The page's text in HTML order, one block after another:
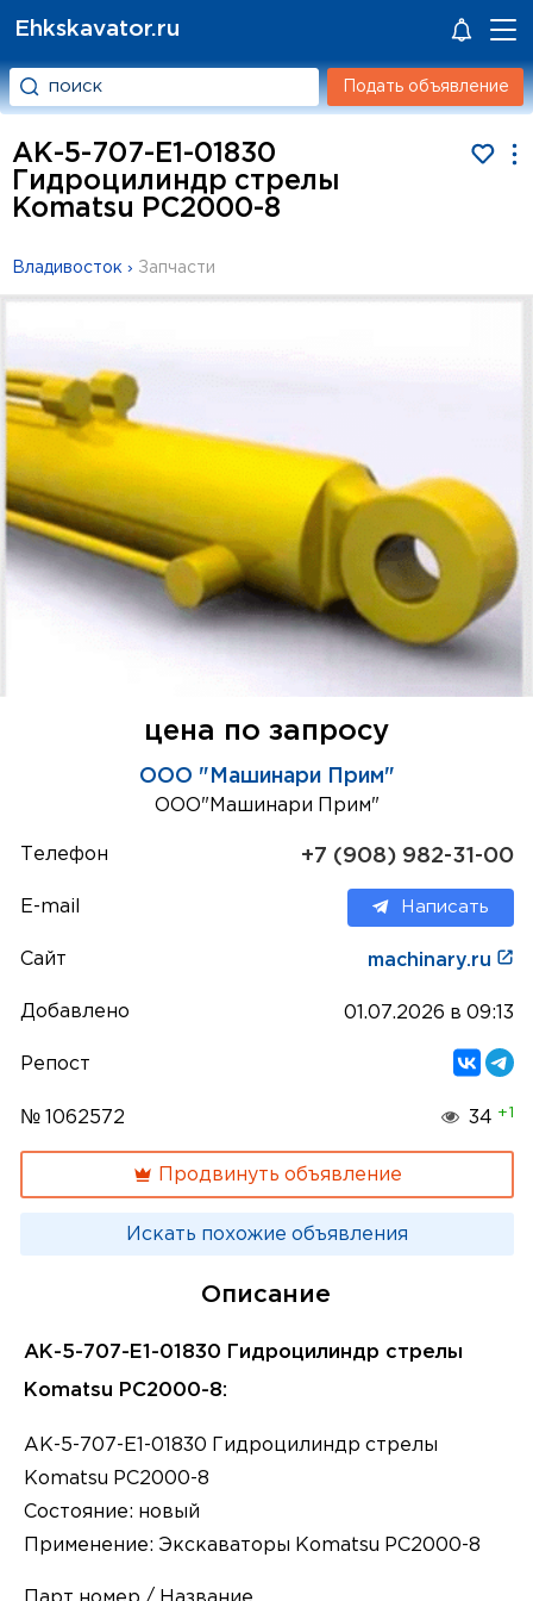
Ehkskavator.ru
Подать объявление
АК-5-707-Е1-01830
Гидроцилиндр стрелы
Komatsu РС2000-8
Владивосток › Запчасти
цена по запросу
ООО "Машинари Прим"
ООО"Машинари Прим"
Телефон +7 (908) 982-31-00
E-mail Написать
Сайт machinary.ru
Добавлено 01.07.2026 в 09:13
Репост
№ 1062572 34 +1
Продвинуть объявление
Искать похожие объявления
Описание
АК-5-707-Е1-01830 Гидроцилиндр стрелы
Komatsu РС2000-8:
АК-5-707-Е1-01830 Гидроцилиндр стрелы
Komatsu РС2000-8
Состояние: новый
Применение: Экскаваторы Komatsu РС2000-8